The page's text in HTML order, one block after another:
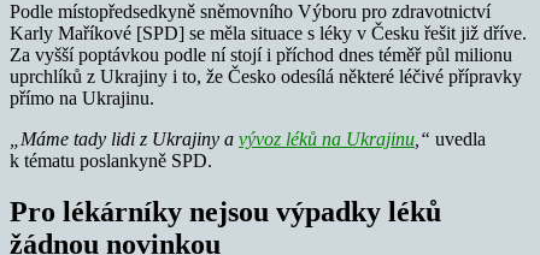
Podle místopředsedkyně sněmovního Výboru pro zdravotnictví
Karly Maříkové [SPD] se měla situace s léky v Česku řešit již dříve.
Za vyšší poptávkou podle ní stojí i příchod dnes téměř půl milionu
uprchlíků z Ukrajiny i to, že Česko odesílá některé léčivé přípravky
přímo na Ukrajinu.
„Máme tady lidi z Ukrajiny a vývoz léků na Ukrajinu,“ uvedla
k tématu poslankyně SPD.
Pro lékárníky nejsou výpadky léků
žádnou novinkou